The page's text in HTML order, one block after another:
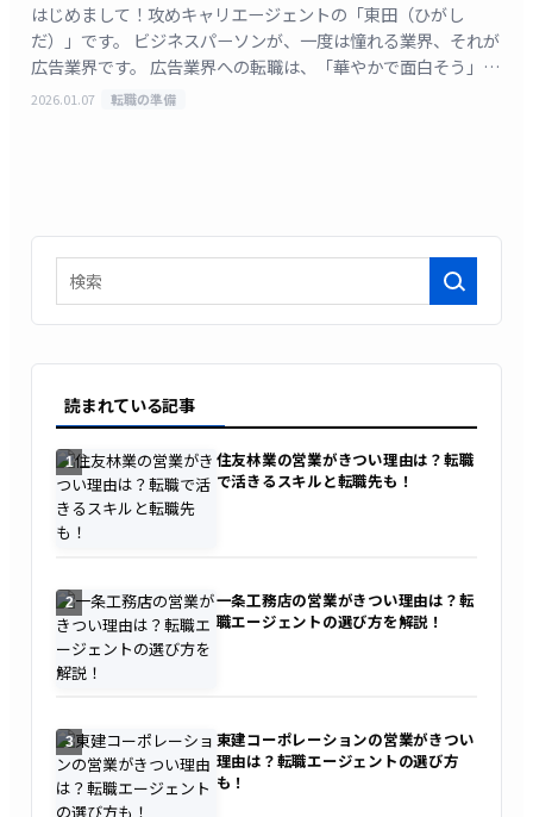
はじめまして！攻めキャリエージェントの「東田（ひがし
だ）」です。 ビジネスパーソンが、一度は憧れる業界、それが
広告業界です。 広告業界への転職は、「華やかで面白そう」
「年収が高い」というイメージを持つ一方で、「『きつい』
2026.01.07 転職の準備
検索
読まれている記事
1
住友林業の営業がきつい理由は？転職
で活きるスキルと転職先も！
2
一条工務店の営業がきつい理由は？転
職エージェントの選び方を解説！
3
東建コーポレーションの営業がきつい
理由は？転職エージェントの選び方
も！